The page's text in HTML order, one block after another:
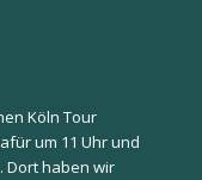
Köln Tour
um 11 Uhr und
Dort haben wir